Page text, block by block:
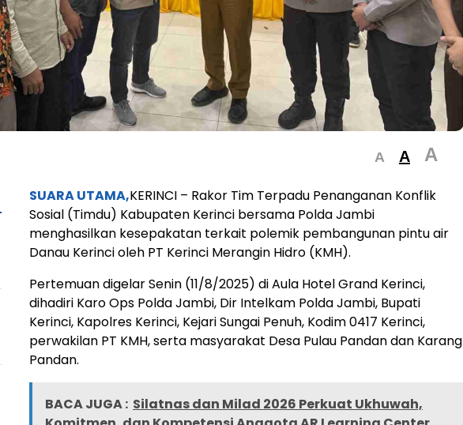
A A A
SUARA UTAMA,KERINCI – Rakor Tim Terpadu Penanganan Konflik
Sosial (Timdu) Kabupaten Kerinci bersama Polda Jambi
menghasilkan kesepakatan terkait polemik pembangunan pintu air
Danau Kerinci oleh PT Kerinci Merangin Hidro (KMH).
Pertemuan digelar Senin (11/8/2025) di Aula Hotel Grand Kerinci,
dihadiri Karo Ops Polda Jambi, Dir Intelkam Polda Jambi, Bupati
Kerinci, Kapolres Kerinci, Kejari Sungai Penuh, Kodim 0417 Kerinci,
perwakilan PT KMH, serta masyarakat Desa Pulau Pandan dan Karang
Pandan.
BACA JUGA : Silatnas dan Milad 2026 Perkuat Ukhuwah,